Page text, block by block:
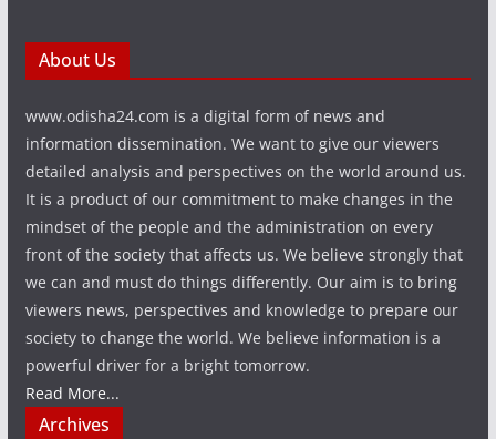
About Us
www.odisha24.com is a digital form of news and
information dissemination. We want to give our viewers
detailed analysis and perspectives on the world around us.
It is a product of our commitment to make changes in the
mindset of the people and the administration on every
front of the society that affects us. We believe strongly that
we can and must do things differently. Our aim is to bring
viewers news, perspectives and knowledge to prepare our
society to change the world. We believe information is a
powerful driver for a bright tomorrow.
Read More...
Archives